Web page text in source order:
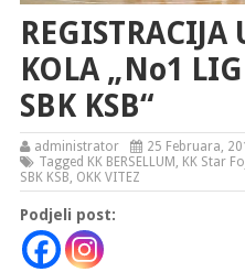
KOLA „No1
SBK KSB“
administrator 25 Februara,
Tagged KK BERSELLUM , KK Star
SBK KSB, OKK VITEZ
Podjeli post: